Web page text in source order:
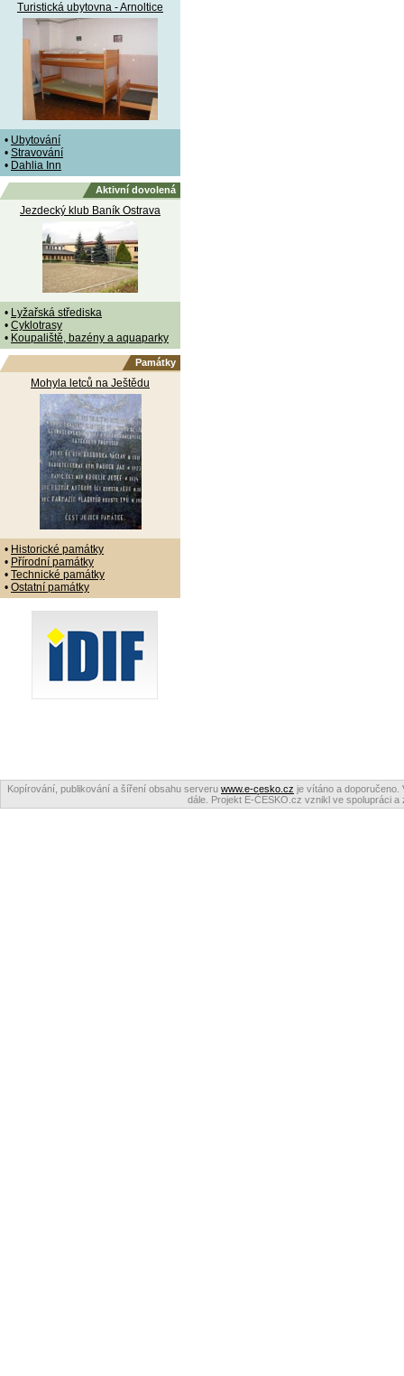
Turistická ubytovna - Arnoltice
• Ubytování
• Stravování
• Dahlia Inn
Aktivní dovolená
Jezdecký klub Baník Ostrava
• Lyžařská střediska
• Cyklotrasy
• Koupaliště, bazény a aquaparky
Památky
Mohyla letců na Ještědu
• Historické památky
• Přírodní památky
• Technické památky
• Ostatní památky
Kopírování, publikování a šíření obsahu serveru www.e-cesko.cz je vítáno a doporučeno.
dále. Projekt E-ČESKO.cz vznikl ve spolupráci